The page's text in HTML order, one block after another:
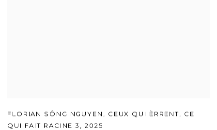
FLORIAN SÔNG NGUYEN , CEUX QUI ÈRRENT, CE
QUI FAIT RACINE 3 , 2025